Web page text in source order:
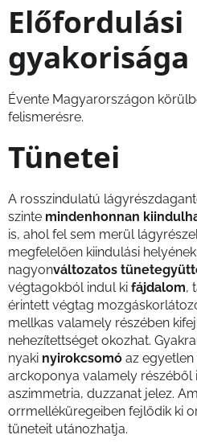
Előfordulási
gyakorisága
Évente Magyarországon
felismerésre.
Tünetei
A rosszindulatú
szinte mindenhonnan
is, ahol fel sem merül
megfelelően kiindulási
nagyonváltozatos
végtagokból indul ki fájdalom,
érintett végtag
mellkas valamely részében
nehezítettséget okozhat.
nyaki nyirokcsomó az
arckoponya valamely részéből
aszimmetria, duzzanat jelez.
orrmelléküregeiben fejlődik ki
tüneteit utánozhatja.